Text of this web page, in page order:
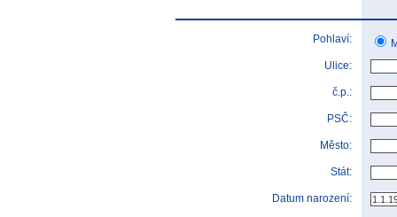
Pohlaví:
Ulice:
č.p.:
PSČ:
Město:
Stát:
Datum narození: